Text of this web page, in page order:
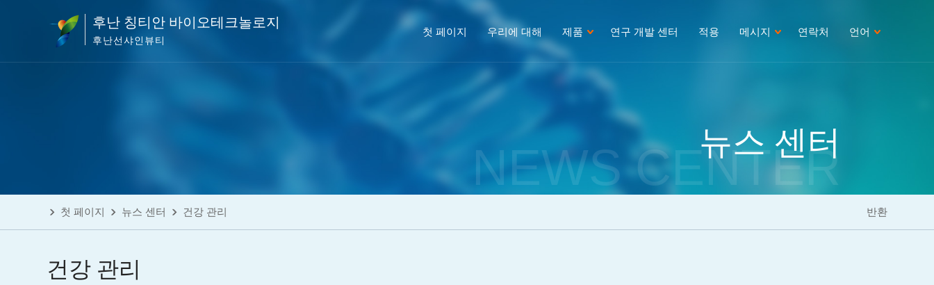
후난 칭티안 바이오테크놀로지
후난선샤인뷰티
첫 페이지 우리에 대해 제품 연구 개발 센터 적용 메시지 연락처 언어
뉴스 센터
NEWS CENTER
반환
첫 페이지 뉴스 센터 건강 관리
건강 관리